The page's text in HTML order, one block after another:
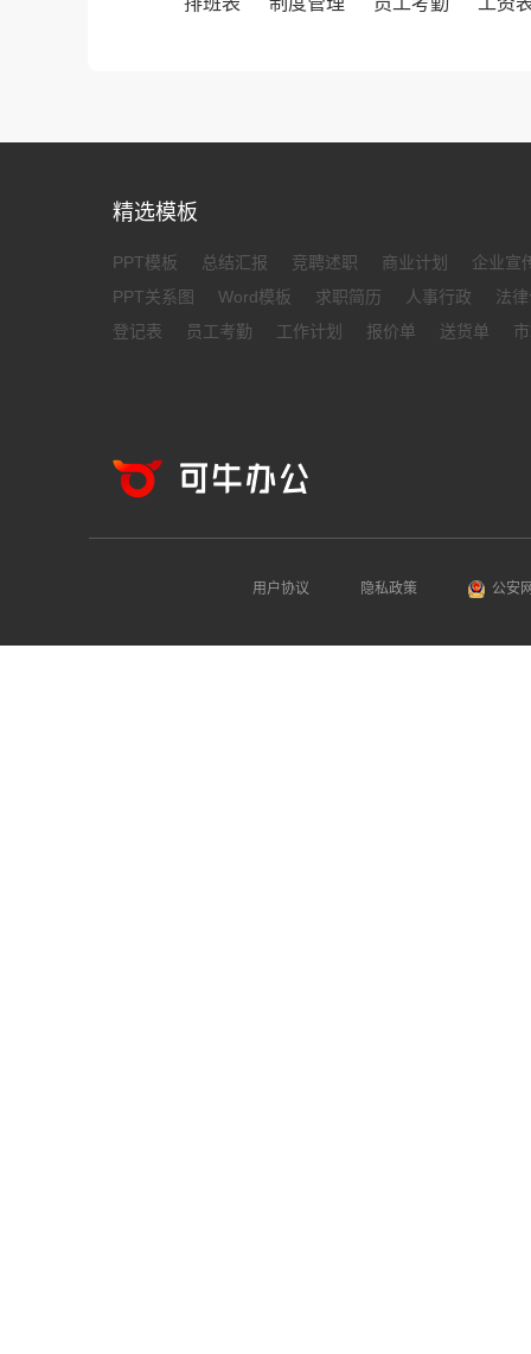
精选模板
PPT模板 总结汇报 竞聘述职 商业计划
企业宣
PPT关系图
Word模板 求职简历 人事行政
法
登记表
员工考勤 工作计划 报价单 送货单
用户协议 隐私政策 公安